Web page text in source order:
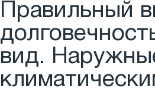
Правильный
вид.